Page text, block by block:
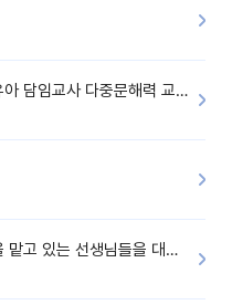
[설문조사/기프티콘지급] 만3-5세 유아 담임교사 다중문해력 교육 증진을 위한 설문조사
[설문조사/기프티콘] 만3-5세 담임을 맡고 있는 선생님들을 대상으로 설문조사를 합니다!